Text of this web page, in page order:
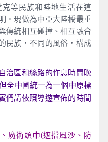
等民族和睦地生活在這
。現做為中亞大陸橋最重
傳統相互碰撞、相互融合
民族，不同的風俗，構成
治區和絲路的作息時間晚
全中國統一為一個中原標
們請依照導遊宣佈的時間
魔術頭巾(遮擋風沙、防